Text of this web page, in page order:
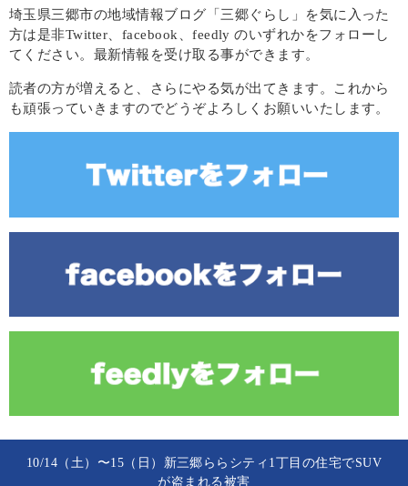
埼玉県三郷市の地域情報ブログ「三郷ぐらし」を気に入った
方は是非Twitter、facebook、feedly のいずれかをフォローし
てください。最新情報を受け取る事ができます。
読者の方が増えると、さらにやる気が出てきます。これから
も頑張っていきますのでどうぞよろしくお願いいたします。
10/14（土）〜15（日）新三郷ららシティ1丁目の住宅でSUV
が盗まれる被害